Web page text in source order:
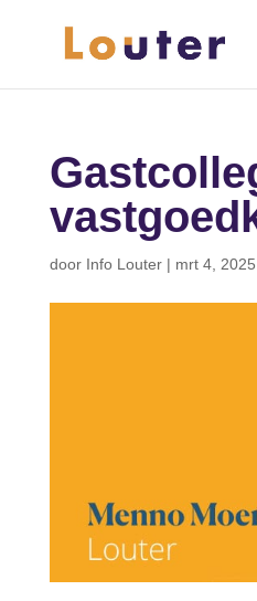
door Info Louter| mrt 4, 2025